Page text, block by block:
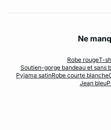
Ne
Robe rougeT-
Soutien-gorge bandeau et sans
Pyjama satinRobe courte blanche
Jean bleu